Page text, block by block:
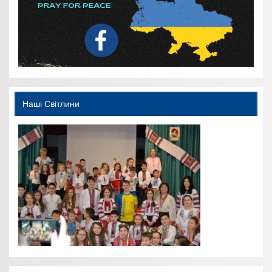
Наші Світлини